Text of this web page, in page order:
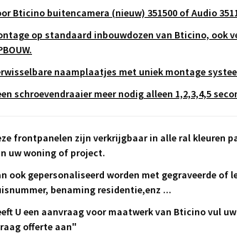
Bticino buitencamera (nieuw) 351500 of Audio
op standaard inbouwdozen van Bticino, ook
naamplaatjes met uniek montage
schroevendraaier meer nodig alleen 1,2,3,4,5
frontpanelen zijn verkrijgbaar in alle ral kleuren
uw woning of project.
ook gepersonaliseerd worden met gegraveerde of
benaming residentie,enz ...
U een aanvraag voor maatwerk van Bticino vul
offerte aan"